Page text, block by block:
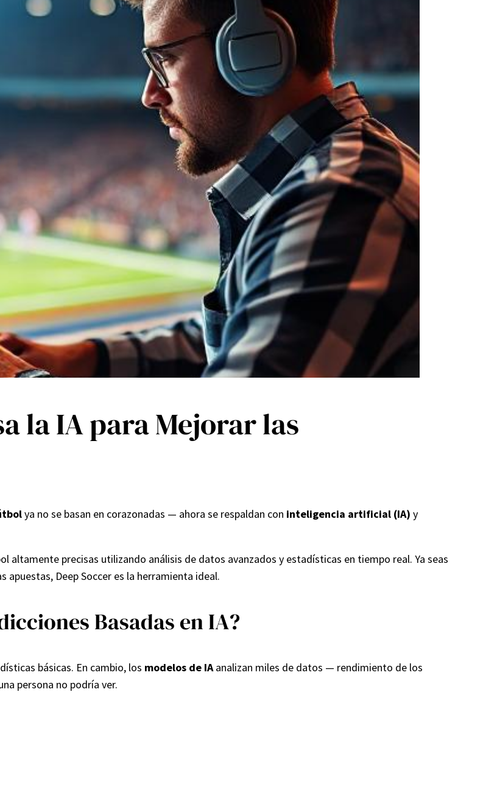
la IA para Mejorar las
ya no se basan en corazonadas — ahora se respaldan con inteligencia artificial (IA) y
altamente precisas utilizando análisis de datos avanzados y estadísticas en tiempo real. Ya seas
apuestas, Deep Soccer es la herramienta ideal.
Basadas en IA?
básicas. En cambio, los modelos de IAanalizan miles de datos — rendimiento de los
persona no podría ver.